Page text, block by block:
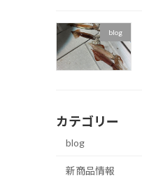
blog
カテゴリー
blog
新商品情報